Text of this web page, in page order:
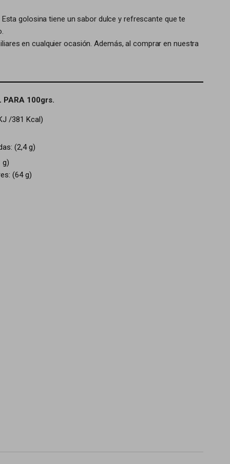
golosina tiene un sabor dulce y refrescante que te
en cualquier ocasión. Además, al comprar en nuestra
PARA 100grs.
/381 Kcal)
(2,4 g)
g)
(64 g)